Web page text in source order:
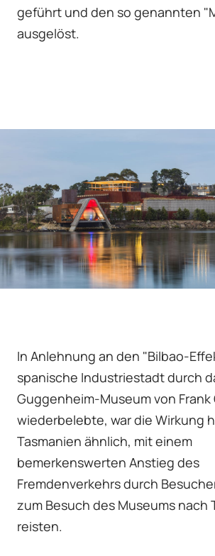
geführt und den so genannten
ausgelöst.
In Anlehnung an den "Bilbao-
spanische Industriestadt durch
Guggenheim-Museum von Frank
wiederbelebte, war die Wirkung
Tasmanien ähnlich, mit einem
bemerkenswerten Anstieg des
Fremdenverkehrs durch
zum Besuch des Museums nach
reisten.